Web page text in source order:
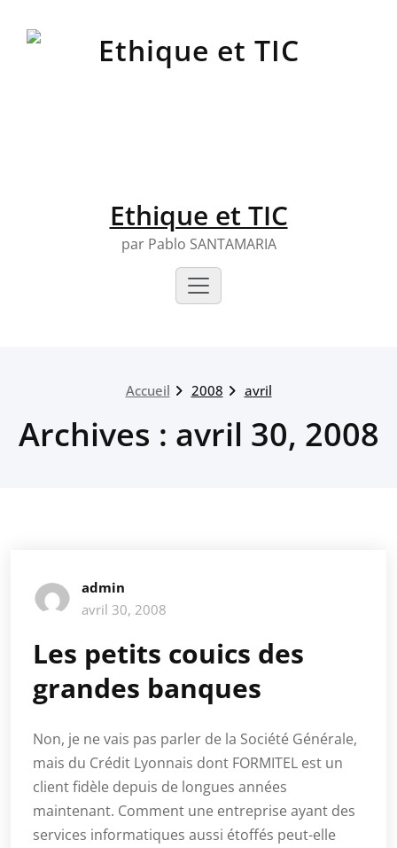
Ethique et TIC
par Pablo SANTAMARIA
Accueil 2008 avril
Archives : avril 30, 2008
admin
avril 30, 2008
Les petits couics des
grandes banques
Non, je ne vais pas parler de la Société Générale,
mais du Crédit Lyonnais dont FORMITEL est un
client fidèle depuis de longues années
maintenant. Comment une entreprise ayant des
services informatiques aussi étoffés peut-elle